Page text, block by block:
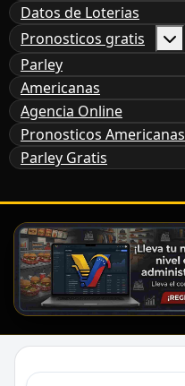
Datos de Loterias
Pronosticos gratis
Parley
Americanas
Agencia Online
Pronosticos Americanas
Parley Gratis